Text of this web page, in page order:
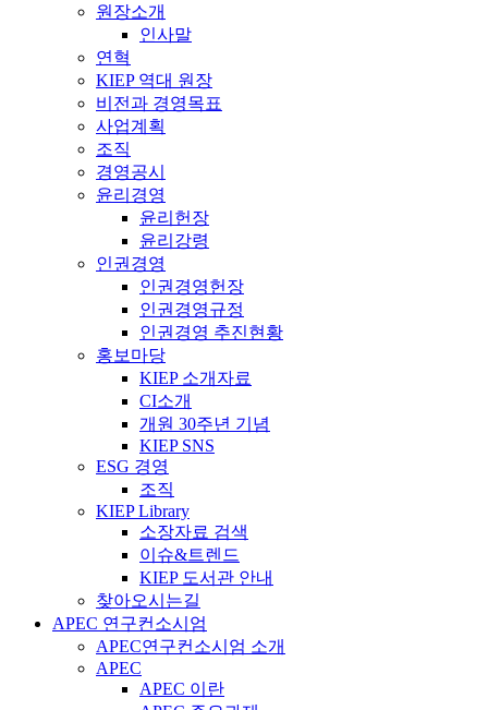
원장소개
인사말
연혁
KIEP 역대 원장
비전과 경영목표
사업계획
조직
경영공시
윤리경영
윤리헌장
윤리강령
인권경영
인권경영헌장
인권경영규정
인권경영 추진현황
홍보마당
KIEP 소개자료
CI소개
개원 30주년 기념
KIEP SNS
ESG 경영
조직
KIEP Library
소장자료 검색
이슈&트렌드
KIEP 도서관 안내
찾아오시는길
APEC 연구컨소시엄
APEC연구컨소시엄 소개
APEC
APEC 이란